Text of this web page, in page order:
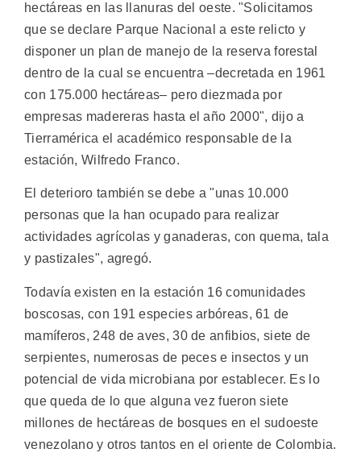
hectáreas en las llanuras del oeste."Solicitamos
que se declare Parque Nacional a este relicto y
disponer un plan de manejo de la reserva forestal
dentro de la cual se encuentra –decretada en 1961
con 175.000 hectáreas– pero diezmada por
empresas madereras hasta el año 2000", dijo a
Tierramérica el académico responsable de la
estación, Wilfredo Franco.
El deterioro también se debe a "unas 10.000
personas que la han ocupado para realizar
actividades agrícolas y ganaderas, con quema, tala
y pastizales", agregó.
Todavía existen en la estación 16 comunidades
boscosas, con 191 especies arbóreas, 61 de
mamíferos, 248 de aves, 30 de anfibios, siete de
serpientes, numerosas de peces e insectos y un
potencial de vida microbiana por establecer. Es lo
que queda de lo que alguna vez fueron siete
millones de hectáreas de bosques en el sudoeste
venezolano y otros tantos en el oriente de Colombia.